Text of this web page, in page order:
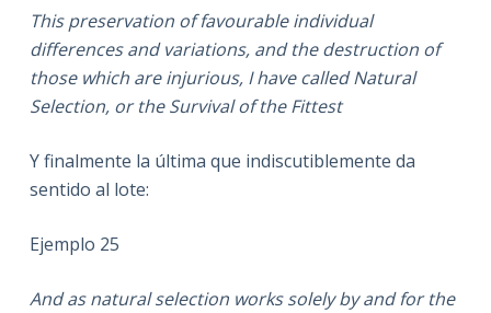
This preservation of favourable individual
differences and variations, and the destruction of
those which are injurious, I have called Natural
Selection, or the Survival of the Fittest
Y finalmente la última que indiscutiblemente da
sentido al lote:
Ejemplo 25
And as natural selection works solely by and for the